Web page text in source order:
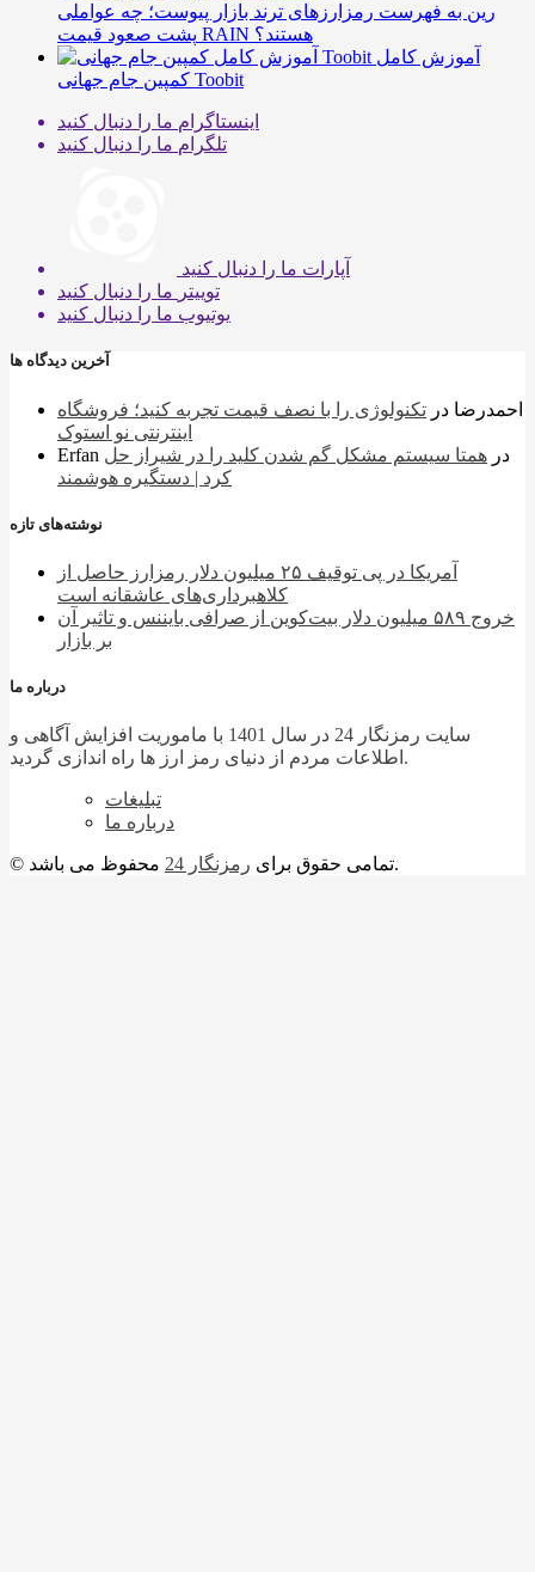
رین به فهرست رمزارزهای ترند بازار پیوست؛ چه عواملی
پشت صعود قیمت RAIN هستند؟
آموزش کامل
کمپین جام جهانی Toobit
اینستاگرام ما را دنبال کنید
تلگرام ما را دنبال کنید
آپارات ما را دنبال کنید
توییتر ما را دنبال کنید
یوتیوب ما را دنبال کنید
آخرین دیدگاه ها
احمدرضا در تکنولوژی را با نصف قیمت تجربه کنید؛ فروشگاه
اینترنتی نو استوک
Erfan
در همتا سیستم مشکل گم شدن کلید را در شیراز حل
کرد | دستگیره هوشمند
نوشته‌های تازه
آمریکا در پی توقیف ۲۵ میلیون دلار رمزارز حاصل از
کلاهبرداری‌های عاشقانه است
خروج ۵۸۹ میلیون دلار بیت‌کوین از صرافی بایننس و تاثیر آن
بر بازار
درباره ما
سایت رمزنگار 24 در سال 1401 با ماموریت افزایش آگاهی و
اطلاعات مردم از دنیای رمز ارز ها راه اندازی گردید.
تبلیغات
درباره ما
© تمامی حقوق برای رمزنگار 24 محفوظ می باشد.